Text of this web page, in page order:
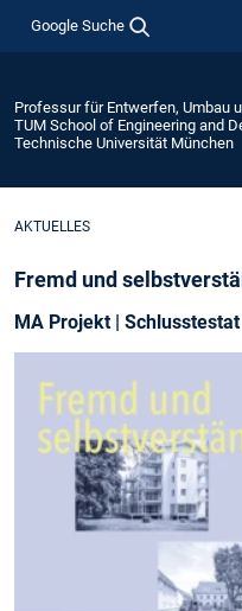
Google Suche
Professur für Entwerfen, Umbau
TUM School of Engineering and
Technische Universität München
AKTUELLES
Fremd und
MA Projekt | Schlusstestat